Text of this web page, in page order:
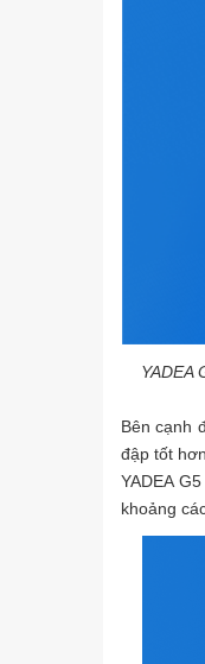
YADEA
Bên cạnh
đập tốt
YADEA
khoảng